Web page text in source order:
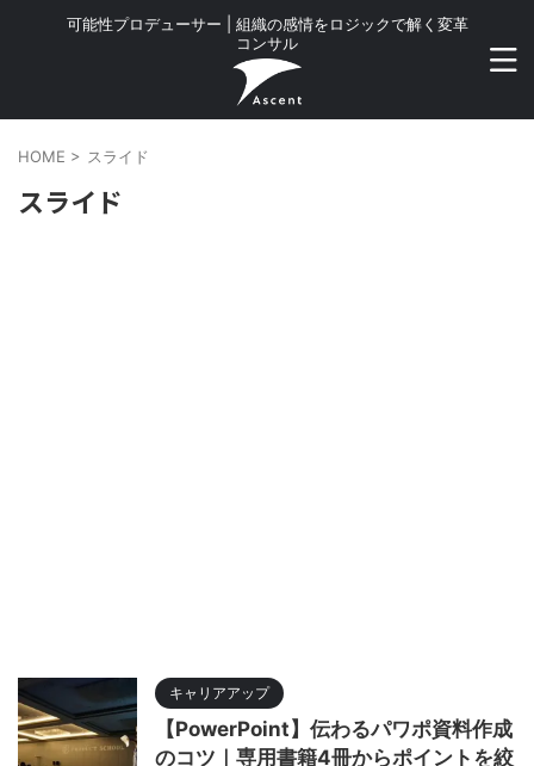
可能性プロデューサー | 組織の感情をロジックで解く変革
コンサル
HOME > スライド
スライド
キャリアアップ
【PowerPoint】伝わるパワポ資料作成
のコツ｜専用書籍4冊からポイントを絞